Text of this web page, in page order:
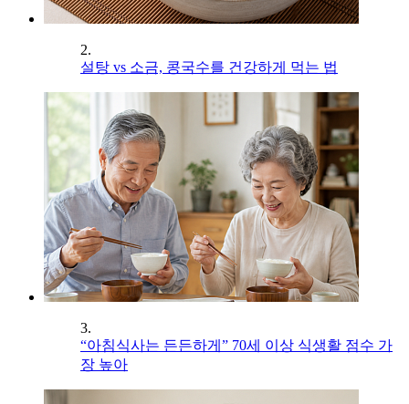
2.
설탕 vs 소금, 콩국수를 건강하게 먹는 법
3.
“아침식사는 든든하게” 70세 이상 식생활 점수 가
장 높아